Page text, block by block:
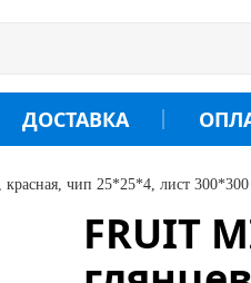
ДОСТАВКА
чип 25*25*4, лист 300*300
FRUIT